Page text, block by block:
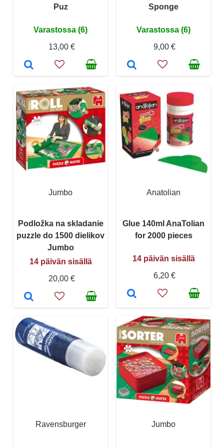
Puz
Varastossa (6)
13,00 €
Sponge
Varastossa (6)
9,00 €
Jumbo
Podložka na skladanie
puzzle do 1500 dielikov
Jumbo
14 päivän sisällä
20,00 €
Anatolian
Glue 140ml AnaTolian
for 2000 pieces
14 päivän sisällä
6,20 €
Ravensburger Jumbo